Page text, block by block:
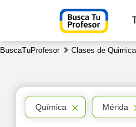
BuscaTuProfesor Clases de Quimica
Química Mérida